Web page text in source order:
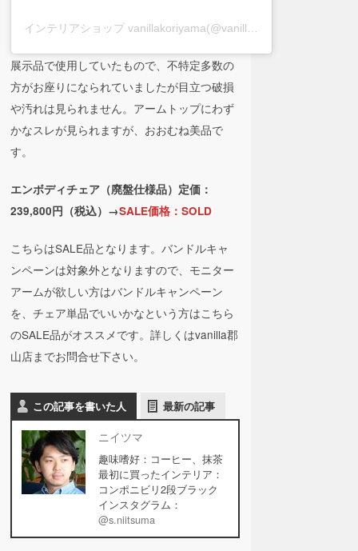
インテリアショップ vanillakoriyama(@vanillakoriyama)がシェアした投稿
展示品で使用していたもので、不特定多数の
方がお座りになられていましたが目立つ破損
や汚れは見られません。アームトップにわず
かなスレが見られますが、おおむね美品で
す。
エンボディチェア（廃盤仕様品）定価：
239,800円（税込）→SALE価格：SOLD
こちらはSALE品となります。バンドルキャ
ンペーンは対象外となりますので、モニター
アームが欲しい方はバンドルキャンペーン
を、チェア単品でいいかなという方はこちら
のSALE品がオススメです。詳しくはvanilla郡
山店までお問合せ下さい。
この記事を書いた人 最新の記事
ニイツマ
趣味嗜好：コーヒー、抹茶
最初に買ったインテリア：
コンポニビリ2段ブラック
インスタグラム：
@s.niitsuma